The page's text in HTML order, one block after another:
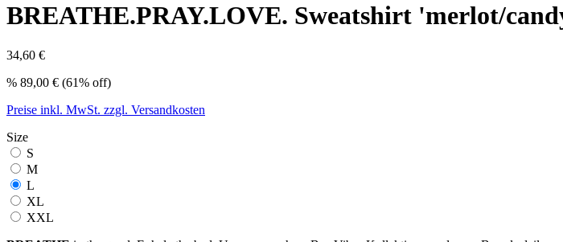
BREATHE.PRAY.LOVE. Sweatshirt 'merlot/
34,60 €
% 89,00 € (61% off)
Preise inkl. MwSt. zzgl. Versandkosten
Size
S
M
L
XL
XXL